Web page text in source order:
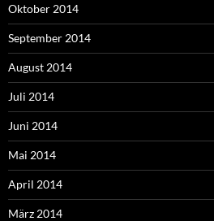
Oktober 2014
September 2014
August 2014
Juli 2014
Juni 2014
Mai 2014
April 2014
März 2014